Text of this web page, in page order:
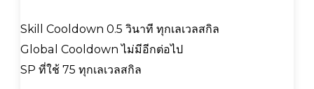
Skill Cooldown 0.5 วินาที ทุกเลเวลสกิล
Global Cooldown ไม่มีอีกต่อไป
SP ที่ใช้ 75 ทุกเลเวลสกิล